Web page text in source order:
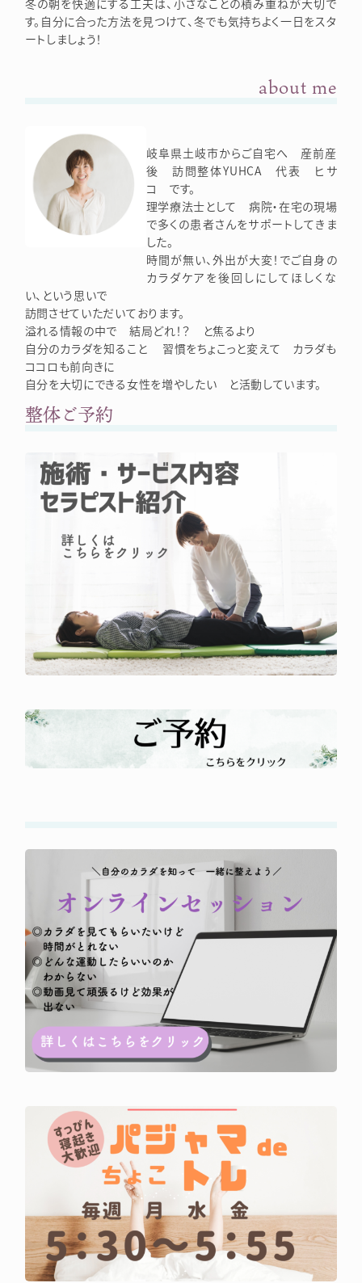
冬の朝を快適にする工夫は、小さなことの積み重ねが大切で
す。自分に合った方法を見つけて、冬でも気持ちよく一日をスタ
ートしましょう！
about me
岐阜県土岐市からご自宅へ 産前産
後 訪問整体YUHCA 代表 ヒサ
コ です。
理学療法士として 病院・在宅の現場
で多くの患者さんをサポートしてきま
した。
時間が無い、外出が大変！でご自身の
カラダケアを後回しにしてほしくな
い、という思いで
訪問させていただいております。
溢れる情報の中で 結局どれ！？ と焦るより
自分のカラダを知ること 習慣をちょこっと変えて カラダも
ココロも前向きに
自分を大切にできる女性を増やしたい と活動しています。
整体ご予約